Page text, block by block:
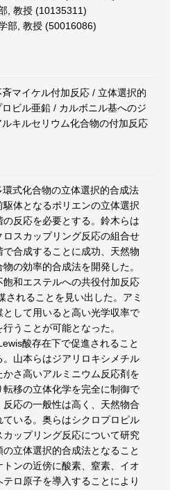
, 教授 (10135311)
部, 教授 (50016086)
マイケル付加反応 / 立体選択的
ビル亜鉛 / カルボニル基へのジ
キルセリウム化合物の付加反応
式化合物の立体選択的合成法
体となるポリエンの立体選択
反応を必要とする。鈴木らは
スカップリング反応の組合せ
合成することに成功、天然物
の効率的合成法を開発した。
和エステルへの共役付加反応
されることを見い出した。アミ
として用いると高い光学収率で
うことが可能となった。
酸存在下で促進されること
山本らはジアリロキシメチル
さ高いアルミニウム反応剤を
移の立体化学を完全に制御で
応の一般性は高く、天然物合
いる。奥らはシクロプロピル
ップリング反応について研究
立体選択的合成法となること
ンの近傍に酸素、窒素、イオ
ロ原子を導入することにより